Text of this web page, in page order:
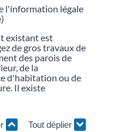
l'information légale
existant est
de gros travaux de
des parois de
de la
d'habitation ou de
Il existe
Tout déplier